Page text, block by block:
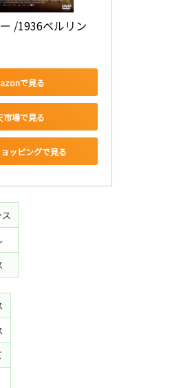
/1936ベルリン
で見る
市場で見る
ッピングで見る